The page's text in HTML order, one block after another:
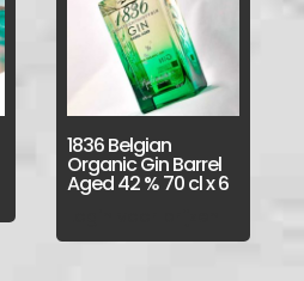
1836 Belgian
Organic Gin Barrel
Aged 42 % 70 cl x 6